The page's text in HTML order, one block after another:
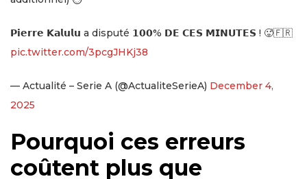
𝗣𝗶𝗲𝗿𝗿𝗲 𝗞𝗮𝗹𝘂𝗹𝘂 a disputé 𝟭𝟬𝟬% 𝗗𝗘 𝗖𝗘𝗦 𝗠𝗜𝗡𝗨𝗧𝗘𝗦 ! 🥵🇫🇷
pic.twitter.com/3pcgJHKj38
— Actualité – Serie A (@ActualiteSerieA) December 4,
2025
Pourquoi ces erreurs
coûtent plus que